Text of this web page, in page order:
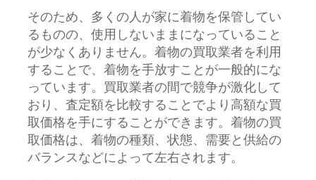
そのため、多くの人が家に着物を保管してい
るものの、使用しないままになっていること
が少なくありません。着物の買取業者を利用
することで、着物を手放すことが一般的にな
っています。買取業者の間で競争が激化して
おり、査定額を比較することでより高額な買
取価格を手にすることができます。着物の買
取価格は、着物の種類、状態、需要と供給の
バランスなどによって左右されます。